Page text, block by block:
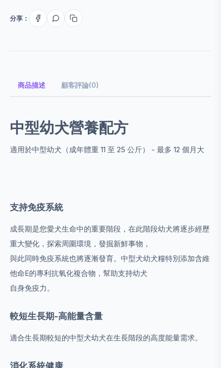
分享：
商品描述 顧客評論(0)
中型幼犬營養配方
適用於中型幼犬（成年體重 11 至 25 公斤） - 最多 12 個月大
支持免疫系統
成長期是您愛犬生命中的重要階段，在此階段幼犬將逐步經歷
重大變化，探索周圍環境，發掘新鮮事物，
與此同時免疫系統也將逐漸發育。中型犬幼犬糧特別添加含維
他命E的專利抗氧化複合物，幫助支持幼犬
自身免疫力。
較短生長期-高能量含量
適合生長期較短的中型犬幼犬在生長階段的高度能量需求。
消化系統健康